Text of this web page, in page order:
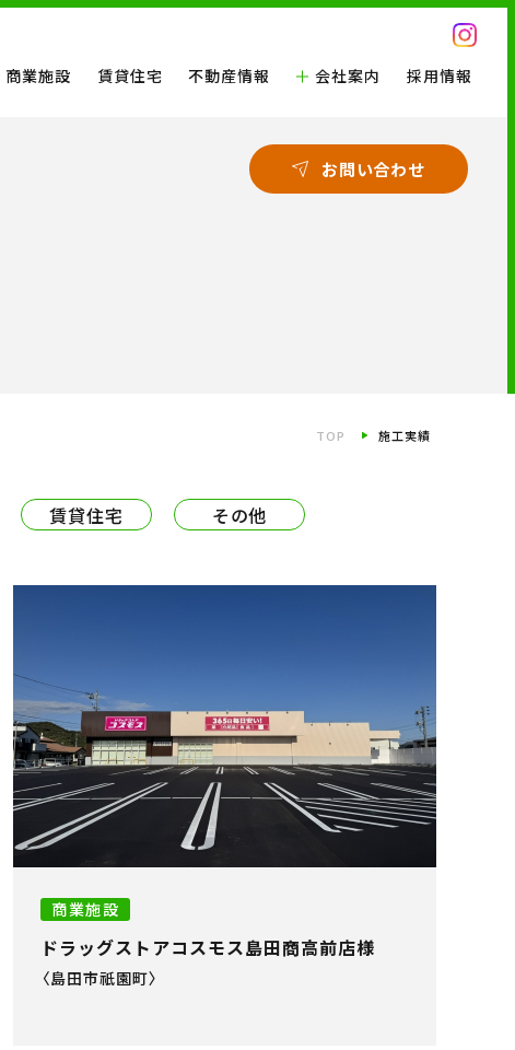
お問い合わせ
商業施設 賃貸住宅 不動産情報 会社案内 採用情報
TOP 施工実績
賃貸住宅 その他
商業施設
ドラッグストアコスモス島田商高前店様
〈島田市祇園町〉